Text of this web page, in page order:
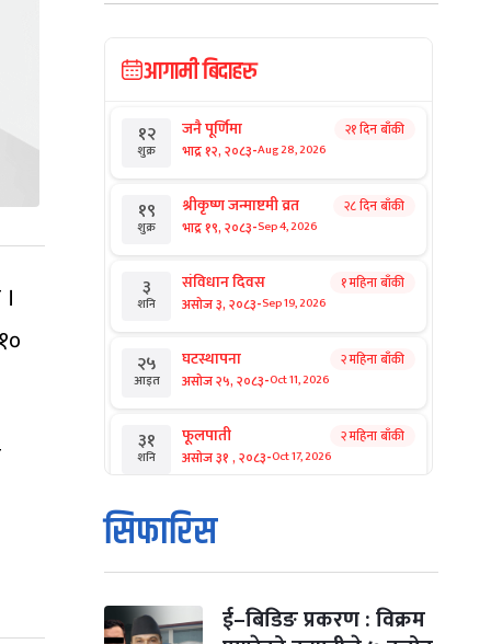
आगामी बिदाहरु
१२
शुक्र
जनै पूर्णिमा
भाद्र १२, २०८३-Aug 28, 2026
२१ दिन बाँकी
१९
शुक्र
श्रीकृष्ण जन्माष्टमी व्रत
भाद्र १९, २०८३-Sep 4, 2026
२८ दिन बाँकी
३
शनि
संविधान दिवस
असोज ३, २०८३-Sep 19, 2026
१ महिना बाँकी
२५
आइत
घटस्थापना
असोज २५, २०८३-Oct 11, 2026
२ महिना बाँकी
३१
शनि
फूलपाती
असोज ३१ , २०८३-Oct 17, 2026
२ महिना बाँकी
१
आइत
कार्तिक सङ्क्रान्ति
कार्तिक १, २०८३
मंगल कार्तिक ३, २०८३-Oct 20, 2026
सिफारिस
ई–बिडिङ प्रकरण : विक्रम